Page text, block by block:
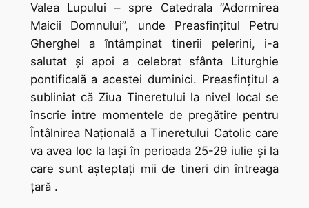
Valea Lupului – spre Catedrala ”Adormirea
Maicii Domnului”, unde Preasfințitul Petru
Gherghel a întâmpinat tinerii pelerini, i-a
salutat și apoi a celebrat sfânta Liturghie
pontificală a acestei duminici. Preasfințitul a
subliniat că Ziua Tineretului la nivel local se
înscrie între momentele de pregătire pentru
Întâlnirea Naţională a Tineretului Catolic care
va avea loc la Iaşi în perioada 25-29 iulie și la
care sunt aşteptaţi mii de tineri din întreaga
ţară .